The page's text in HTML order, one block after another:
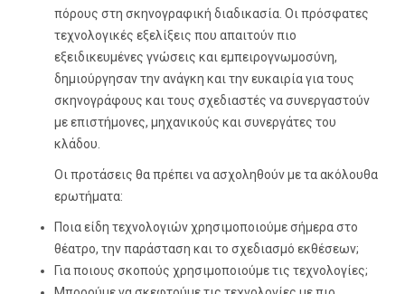
πόρους στη σκηνογραφική διαδικασία. Οι πρόσφατες
τεχνολογικές εξελίξεις που απαιτούν πιο
εξειδικευμένες γνώσεις και εμπειρογνωμοσύνη,
δημιούργησαν την ανάγκη και την ευκαιρία για τους
σκηνογράφους και τους σχεδιαστές να συνεργαστούν
με επιστήμονες, μηχανικούς και συνεργάτες του
κλάδου.
Οι προτάσεις θα πρέπει να ασχοληθούν με τα ακόλουθα
ερωτήματα:
Ποια είδη τεχνολογιών χρησιμοποιούμε σήμερα στο
θέατρο, την παράσταση και το σχεδιασμό εκθέσεων;
Για ποιους σκοπούς χρησιμοποιούμε τις τεχνολογίες;